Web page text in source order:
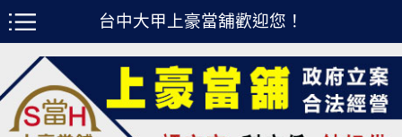
台中大甲上豪當舖歡迎您！